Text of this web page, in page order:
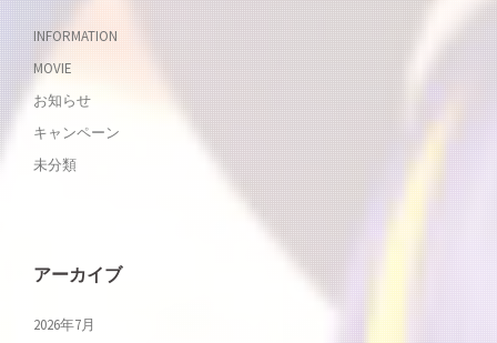
INFORMATION
MOVIE
お知らせ
キャンペーン
未分類
アーカイブ
2026年7月